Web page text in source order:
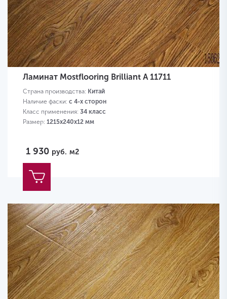
Ламинат Mostflooring Brilliant A 11711
Страна производства: Китай
Наличие фаски: с 4-х сторон
Класс применения: 34 класс
Размер: 1215х240х12 мм
1 930 руб. м2